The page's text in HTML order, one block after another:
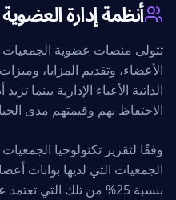
أنظمة إدارة العضوية
تتولى منصات عضوية الجمعيات
الأعضاء، وتقديم المزايا،
الذاتية الأعباء الإدارية بينما
الاحتفاظ بهم وقيمتهم مدى
الجمعيات التي لديها بوابات
بنسبة 25% من تلك التي